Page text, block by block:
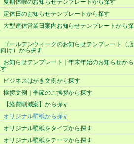
夏期休暇のお知らせテンプレートから探す
定休日のお知らせテンプレートから探す
大型連休営業日案内お知らせテンプレートから探
ゴールデンウィークのお知らせテンプレート（店
け）から探す
お知らせテンプレート｜年末年始のお知らせから
ビジネスはがき文例から探す
挨拶文例｜季節のご挨拶から探す
【経費削減案】から探す
オリジナル壁紙から探す
オリジナル壁紙をタイプから探す
オリジナル壁紙をテーマから探す